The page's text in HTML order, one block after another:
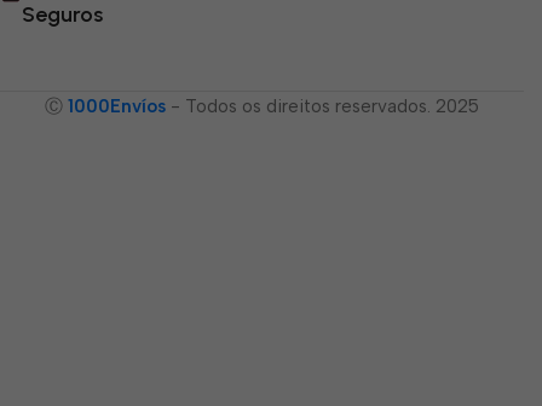
Seguros
Ⓒ 1000Envíos - Todos os direitos reservados. 2025